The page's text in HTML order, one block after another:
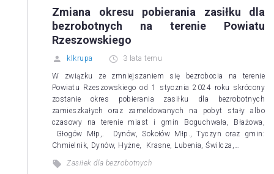
Zmiana okresu pobierania zasiłku dla
bezrobotnych na terenie Powiatu
Rzeszowskiego
klkrupa 3 lata temu
W związku ze zmniejszaniem się bezrobocia na terenie
Powiatu Rzeszowskiego od 1 stycznia 2024 roku skrócony
zostanie okres pobierania zasiłku dla bezrobotnych
zamieszkałych oraz zameldowanych na pobyt stały albo
czasowy na terenie miast i gmin Boguchwała, Błażowa,
Głogów Młp,. Dynów, Sokołów Młp., Tyczyn oraz gmin:
Chmielnik, Dynów, Hyżne, Krasne, Lubenia, Świlcza,…
Zasiłek dla bezrobotnych